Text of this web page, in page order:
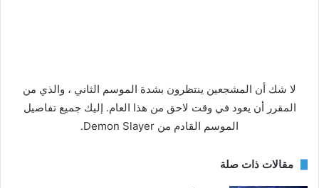
لا شك أن المشجعين ينتظرون بشدة الموسم الثاني ، والذي من
المقرر أن يعود في وقت لاحق من هذا العام. إليك جميع تفاصيل
الموسم القادم من Demon Slayer.
مقالات ذات صلة